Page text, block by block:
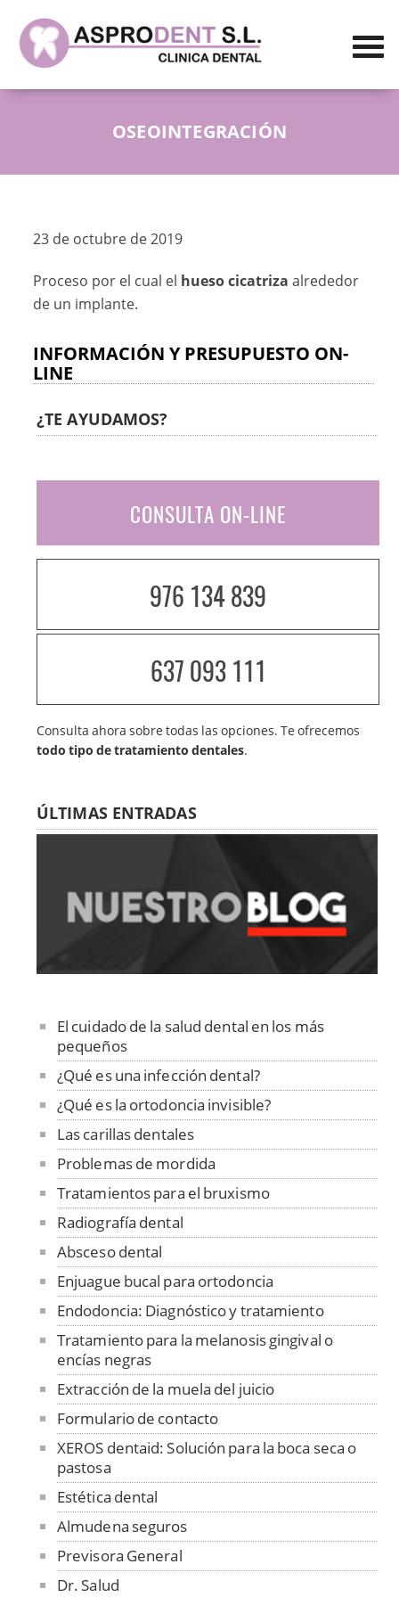
OSEOINTEGRACIÓN
23 de octubre de 2019
Proceso por el cual el hueso cicatriza alrededor
de un implante.
INFORMACIÓN Y PRESUPUESTO ON-
LINE
¿TE AYUDAMOS?
CONSULTA ON-LINE
976 134 839
637 093 111
Consulta ahora sobre todas las opciones. Te ofrecemos
todo tipo de tratamiento dentales.
ÚLTIMAS ENTRADAS
El cuidado de la salud dental en los más
pequeños
¿Qué es una infección dental?
¿Qué es la ortodoncia invisible?
Las carillas dentales
Problemas de mordida
Tratamientos para el bruxismo
Radiografía dental
Absceso dental
Enjuague bucal para ortodoncia
Endodoncia: Diagnóstico y tratamiento
Tratamiento para la melanosis gingival o
encías negras
Extracción de la muela del juicio
Formulario de contacto
XEROS dentaid: Solución para la boca seca o
pastosa
Estética dental
Almudena seguros
Previsora General
Dr. Salud